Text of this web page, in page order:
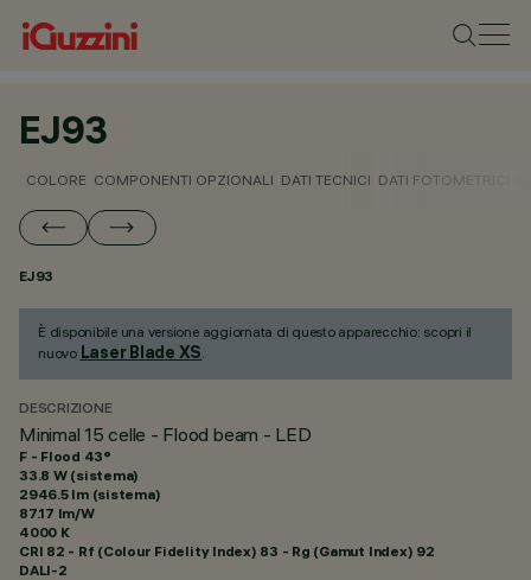
EJ93
COLORE COMPONENTI OPZIONALI DATI TECNICI DATI FOTOMETRICI
EJ93
È disponibile una versione aggiornata di questo apparecchio: scopri il
nuovo Laser Blade XS.
DESCRIZIONE
Minimal 15 celle - Flood beam - LED
F - Flood 43°
33.8 W (sistema)
2946.5 lm (sistema)
87.17 lm/W
4000 K
CRI 82 - Rf (Colour Fidelity Index) 83 - Rg (Gamut Index) 92
DALI-2